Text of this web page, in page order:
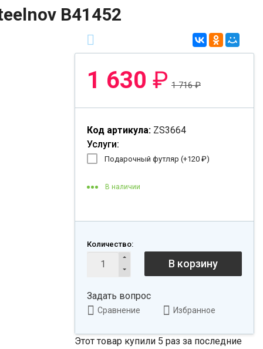
B41452
1 630 ₽ 1 716₽
Код артикула: ZS3664
Услуги:
Подарочный футляр (+120 ₽)
В наличии
Количество:
В корзину
Задать вопрос
Сравнение Избранное
Этот товар купили 5 раз за последние